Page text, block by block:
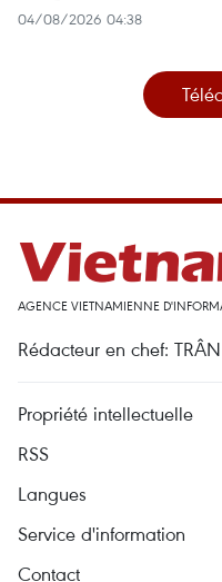
04/08/2026 04:38
AGENCE VIETNAMIENNE
Rédacteur en chef:
Propriété intellectuelle
RSS
Langues
Service d'information
Contact